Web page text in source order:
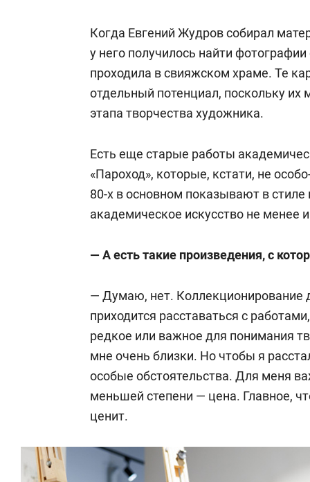
Когда Евгений Жудров собирал
у него получилось найти
проходила в свияжском храме. Те
отдельный потенциал, поскольку их
этапа творчества художника.
Есть еще старые работы
«Пароход», которые, кстати, не
80-х в основном показывают в
академическое искусство не менее
— А есть такие произведения, с
— Думаю, нет. Коллекционирование
приходится расставаться с
редкое или важное для понимания
мне очень близки. Но чтобы я
особые обстоятельства. Для меня
меньшей степени — цена. Главное,
ценит.